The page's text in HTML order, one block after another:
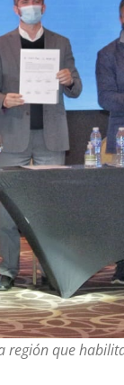
región que